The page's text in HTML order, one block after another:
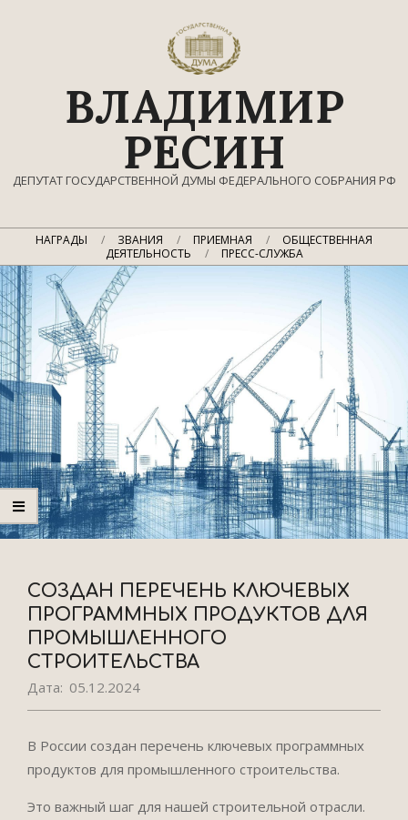
ВЛАДИМИР
РЕСИН
ДЕПУТАТ ГОСУДАРСТВЕННОЙ ДУМЫ ФЕДЕРАЛЬНОГО СОБРАНИЯ РФ
Главное
меню
НАГРАДЫ ЗВАНИЯ ПРИЕМНАЯ
ОБЩЕСТВЕННАЯ
ДЕЯТЕЛЬНОСТЬ
ПРЕСС-СЛУЖБА
CОЗДАН ПЕРЕЧЕНЬ КЛЮЧЕВЫХ
ПРОГРАММНЫХ ПРОДУКТОВ ДЛЯ
ПРОМЫШЛЕННОГО
СТРОИТЕЛЬСТВА
Дата: 05.12.2024
В России создан перечень ключевых программных
продуктов для промышленного строительства.
Это важный шаг для нашей строительной отрасли.